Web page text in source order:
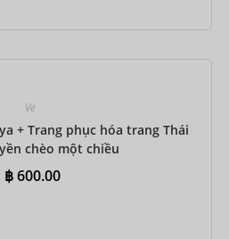
Đặt ngay
Vé
+ Trang phục hóa trang Thái
chèo một chiều
฿600.00